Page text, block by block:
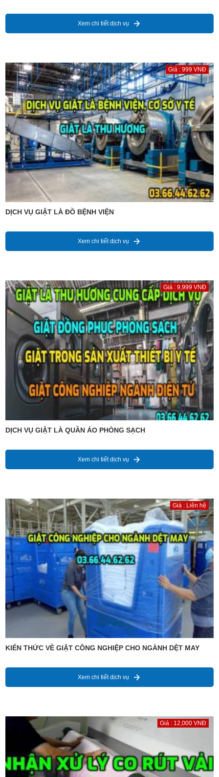
Xem chi tiết dịch vụ
Giá : 999 VNĐ
DỊCH VỤ GIẶT LÀ ĐỒ BỆNH VIỆN
Xem chi tiết dịch vụ
Giá : 9,999 VNĐ
DỊCH VỤ GIẶT LÀ QUẦN ÁO PHÒNG SẠCH
Xem chi tiết dịch vụ
Giá : Liên hệ
KIẾN THỨC VỀ GIẶT CÔNG NGHIỆP CHO NGÀNH DỆT MAY
Xem chi tiết dịch vụ
Giá : 12,000 VNĐ